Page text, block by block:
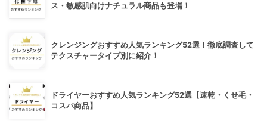
ス・敏感肌向けナチュラル商品も登場！
クレンジングおすすめ人気ランキング52選！徹底調査して
テクスチャータイプ別に紹介！
ドライヤーおすすめ人気ランキング52選【速乾・くせ毛・
コスパ商品】